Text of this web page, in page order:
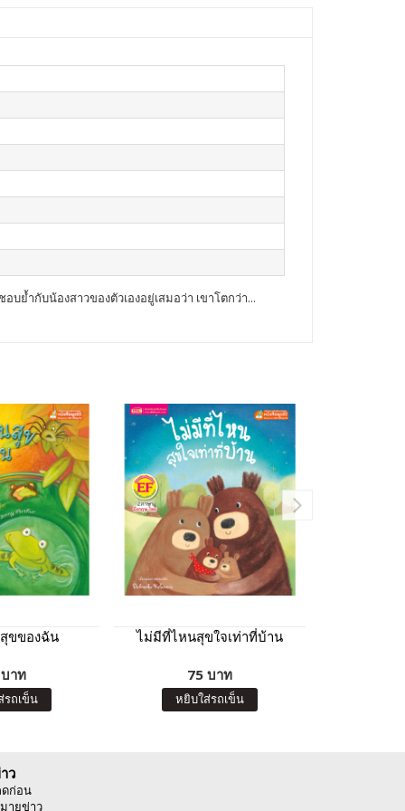
ำกับน้องสาวของตัวเองอยู่เสมอว่า เขาโตกว่า...
ขของฉัน
าท
รถเข็น
ไม่มีที่ไหนสุขใจเท่าที่บ้าน
75 บาท
หยิบใส่รถเข็น
ว
ก่อน
ายข่าว